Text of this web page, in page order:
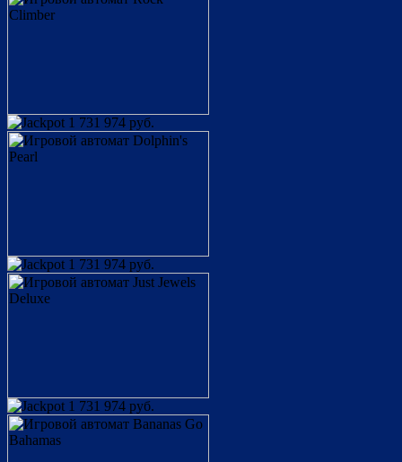
1 731 974 руб.
1 731 974 руб.
1 731 974 руб.